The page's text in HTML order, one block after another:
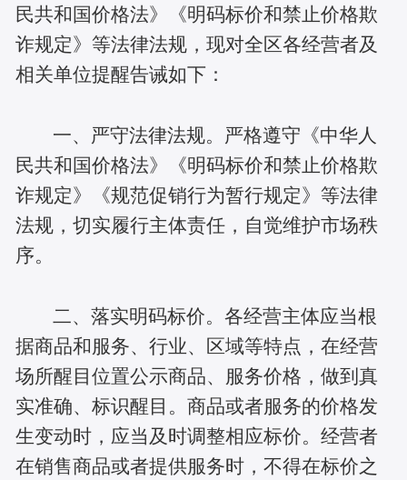
民共和国价格法》《明码标价和禁止价格欺
诈规定》等法律法规，现对全区各经营者及
相关单位提醒告诫如下：
一、严守法律法规。严格遵守《中华人
民共和国价格法》《明码标价和禁止价格欺
诈规定》《规范促销行为暂行规定》等法律
法规，切实履行主体责任，自觉维护市场秩
序。
二、落实明码标价。各经营主体应当根
据商品和服务、行业、区域等特点，在经营
场所醒目位置公示商品、服务价格，做到真
实准确、标识醒目。商品或者服务的价格发
生变动时，应当及时调整相应标价。经营者
在销售商品或者提供服务时，不得在标价之